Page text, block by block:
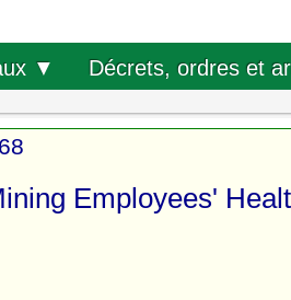
▼ Décrets, ordres et
Employees'